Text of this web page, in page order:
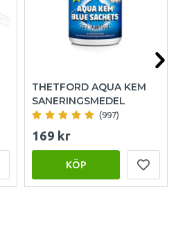
THETFORD AQUA KEM
SANERINGSMEDEL
(997)
169 kr
KÖP